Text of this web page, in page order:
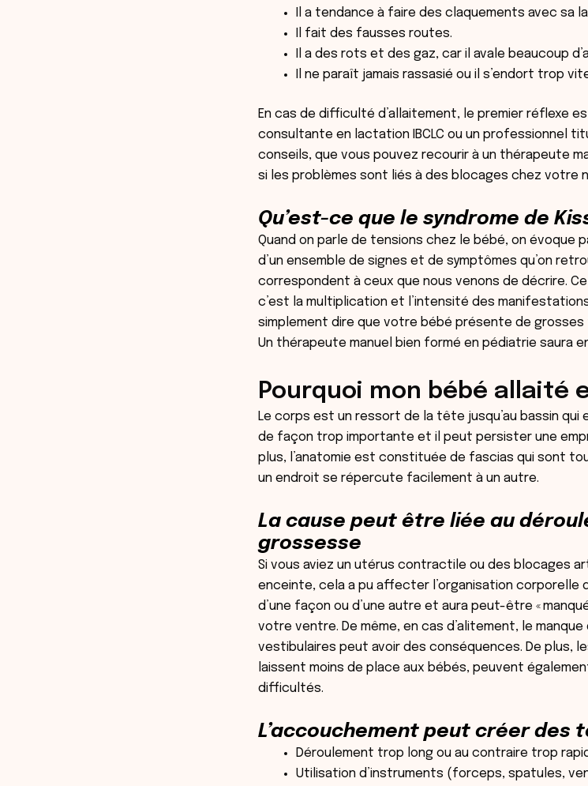
Il a tendance à faire des claquements avec sa
Il fait des fausses routes.
Il a des rots et des gaz, car il avale beaucoup
Il ne paraît jamais rassasié ou il s’endort trop
En cas de difficulté d’allaitement, le premier réflexe
consultante en lactation IBCLC ou un professionnel
conseils, que vous pouvez recourir à un thérapeute
si les problèmes sont liés à des blocages chez votre
Qu’est-ce que le syndrome de
Quand on parle de tensions chez le bébé, on évoque
d’un ensemble de signes et de symptômes qu’on
correspondent à ceux que nous venons de décrire. Ce
c’est la multiplication et l’intensité des
simplement dire que votre bébé présente de grosses
Un thérapeute manuel bien formé en pédiatrie saura
Pourquoi mon bébé allaité
Le corps est un ressort de la tête jusqu’au bassin
de façon trop importante et il peut persister une
plus, l’anatomie est constituée de fascias qui sont
un endroit se répercute facilement à un autre.
La cause peut être liée au
grossesse
Si vous aviez un utérus contractile ou des blocages
enceinte, cela a pu affecter l’organisation corporelle
d’une façon ou d’une autre et aura peut-être «
votre ventre. De même, en cas d’alitement, le
vestibulaires peut avoir des conséquences. De plus,
laissent moins de place aux bébés, peuvent
difficultés.
L’accouchement peut créer des
Déroulement trop long ou au contraire trop
Utilisation d’instruments (forceps, spatules,